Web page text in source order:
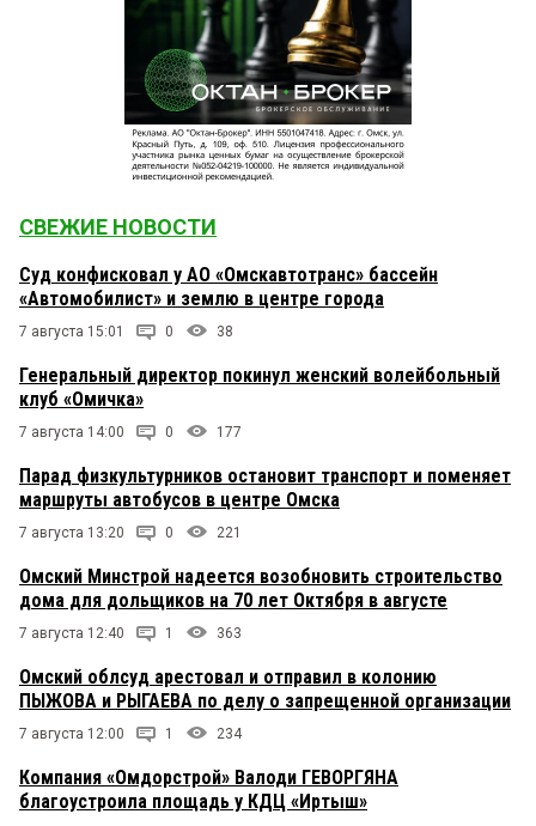
СВЕЖИЕ НОВОСТИ
Суд конфисковал у АО «Омскавтотранс» бассейн
«Автомобилист» и землю в центре города
7 августа 15:01 0 38
Генеральный директор покинул женский волейбольный
клуб «Омичка»
7 августа 14:00 0 177
Парад физкультурников остановит транспорт и поменяет
маршруты автобусов в центре Омска
7 августа 13:20 0 221
Омский Минстрой надеется возобновить строительство
дома для дольщиков на 70 лет Октября в августе
7 августа 12:40 1 363
Омский облсуд арестовал и отправил в колонию
ПЫЖОВА и РЫГАЕВА по делу о запрещенной организации
7 августа 12:00 1 234
Компания «Омдорстрой» Валоди ГЕВОРГЯНА
благоустроила площадь у КДЦ «Иртыш»